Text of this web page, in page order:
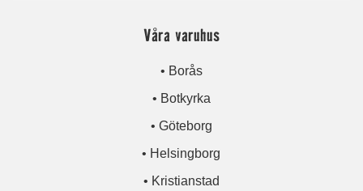
Våra varuhus
• Borås
• Botkyrka
• Göteborg
• Helsingborg
• Kristianstad